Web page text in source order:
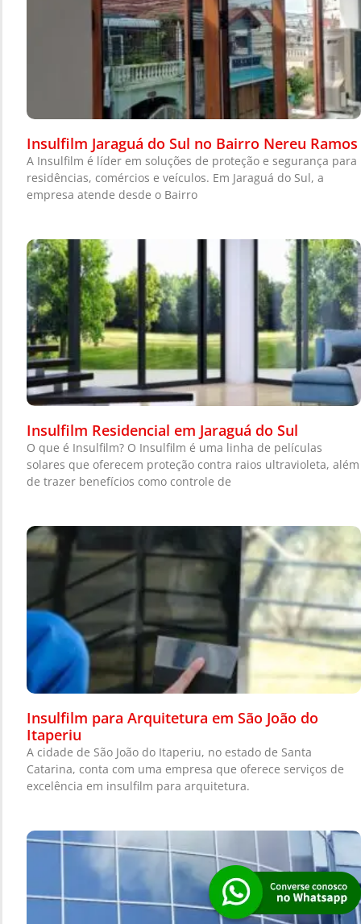
Insulfilm Jaraguá do Sul no Bairro Nereu Ramos
A Insulfilm é líder em soluções de proteção e segurança para
residências, comércios e veículos. Em Jaraguá do Sul, a
empresa atende desde o Bairro
Insulfilm Residencial em Jaraguá do Sul
O que é Insulfilm? O Insulfilm é uma linha de películas
solares que oferecem proteção contra raios ultravioleta, além
de trazer benefícios como controle de
Insulfilm para Arquitetura em São João do
Itaperiu
A cidade de São João do Itaperiu, no estado de Santa
Catarina, conta com uma empresa que oferece serviços de
excelência em insulfilm para arquitetura.